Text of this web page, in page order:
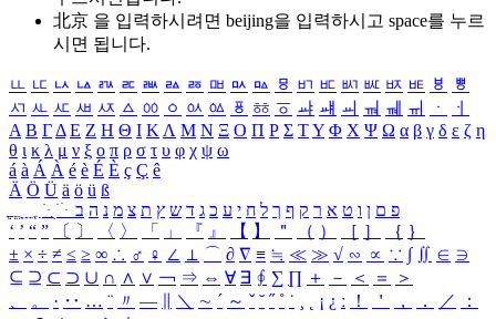
北京 을 입력하시려면 beijing을 입력하시고 space를 누르
시면 됩니다.
ㅥ ㅦ ㅧ ㅨ ㅩ ㅪ ㅫ ㅬ ㅭ ㅮ ㅯ ㅰ ㅱ ㅲ ㅳ ㅴ ㅵ ㅶ ㅷ ㅸ
ㅹ
ㅺ ㅻ ㅼ ㅽ ㅾ ㅿ ㆀ ㆁ ㆂ ㆃ ㆄ ㆅ ㆆ ㆇ ㆈ ㆉ ㆊ ㆋ ㆌ ㆍ
ㆎ
Α Β ΓΔ Ε Ζ Η Θ Ι ΚΛ Μ Ν Ξ Ο Π Ρ Σ ΤΥ Φ Χ Ψ Ω α β γ δ ε ζ η
θ ι κ λ μ ν ξ ο π ρ σ τ υ φ χ ψ ω
á à Á À é è É È ç Ç ê
Ä Ö Ü ä ö ü ß
ִֶֹ ֻּ ׁׂ פ ם ן ו ט א ר ק ף ך ל ח י ע כ ג ד ש ץ ת צ מ נ ה ב
‘ ’ “ ” 〔 〕 〈 〉 「 」 『 』 【 】 ＂ （ ） ［ ］ ｛ ｝
± × ÷ ≠ ≤ ≥ ∞ ∴ ♂ ♀ ∠ ⊥ ⌒ ∂ ∇ ≡ ≒ ≪ ≫ √ ∽ ∝ ∵ ∫ ∬ ∈ ∋
⊆ ⊇ ⊂ ⊃ ∪ ∩ ∧ ∨ ￢ ⇒ ⇔ ∀ ∃ ∮ ∑ ∏ ＋ － ＜ ＝
＞
、
。 · ‥ … ¨ 〃 ― ＼ ∼ ´ ～ ˇ ˘ ˝ ˚ ˙ ¸ ¡ ¿ ː ！ ＇ ， ． ／
：